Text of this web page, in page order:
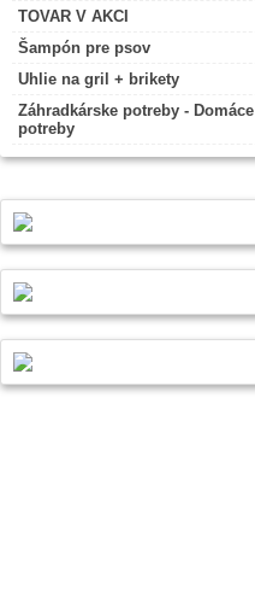
TOVAR V AKCI
Šampón pre psov
Uhlie na gril + brikety
Záhradkárske potreby - Domáce
potreby